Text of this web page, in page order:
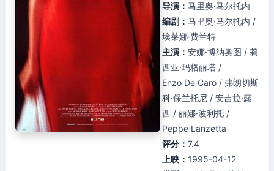
导演： 马里奥·马尔托内
编剧： 马里奥·马尔托内 /
埃莱娜·费兰特
主演： 安娜·博纳奥图 / 莉
西亚·玛格丽塔 /
Enzo·De·Caro / 弗朗切斯
科·保兰托尼 / 安吉拉·露
西 / 丽娜·波利托 /
Peppe·Lanzetta
评分： 7.4
上映： 1995-04-12